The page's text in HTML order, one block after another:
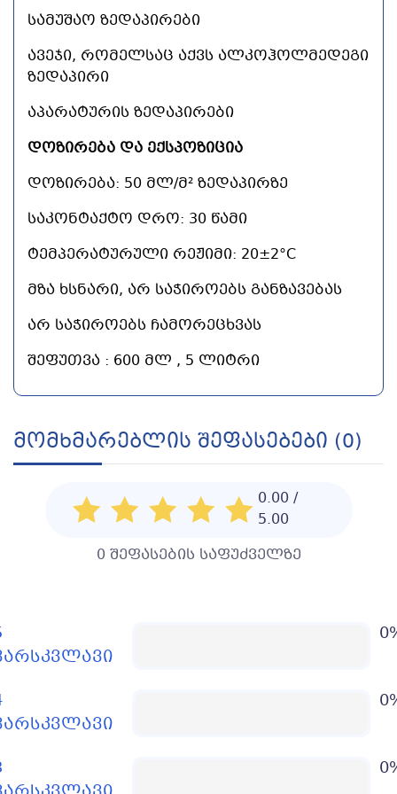
ᲡᲐᲛᲣᲨᲐᲝ ᲖᲔᲓᲐᲞᲘᲠᲔᲑᲘ
ᲐᲕᲔᲯᲘ, ᲠᲝᲛᲔᲚᲡᲐᲪ ᲐᲥᲕᲡ ᲐᲚᲙᲝᲰᲝᲚᲛᲔᲓᲔᲒᲘ
ᲖᲔᲓᲐᲞᲘᲠᲘ
ᲐᲞᲐᲠᲐᲢᲣᲠᲘᲡ ᲖᲔᲓᲐᲞᲘᲠᲔᲑᲘ
ᲓᲝᲖᲘᲠᲔᲑᲐ ᲓᲐ ᲔᲥᲡᲞᲝᲖᲘᲪᲘᲐ
ᲓᲝᲖᲘᲠᲔᲑᲐ: 50 ᲛᲚ/Მ² ᲖᲔᲓᲐᲞᲘᲠᲖᲔ
ᲡᲐᲙᲝᲜᲢᲐᲥᲢᲝ ᲓᲠᲝ: 30 ᲬᲐᲛᲘ
ᲢᲔᲛᲞᲔᲠᲐᲢᲣᲠᲣᲚᲘ ᲠᲔᲟᲘᲛᲘ: 20±2°C
ᲛᲖᲐ ᲮᲡᲜᲐᲠᲘ, ᲐᲠ ᲡᲐᲭᲘᲠᲝᲔᲑᲡ ᲒᲐᲜᲖᲐᲕᲔᲑᲐᲡ
ᲐᲠ ᲡᲐᲭᲘᲠᲝᲔᲑᲡ ᲩᲐᲛᲝᲠᲔᲪᲮᲕᲐᲡ
ᲨᲔᲤᲣᲗᲕᲐ : 600 ᲛᲚ , 5 ᲚᲘᲢᲠᲘ
Მომხმარებლის Შეფასებები (0)
0.00 /
5.00
0 შეფასების საფუძველზე